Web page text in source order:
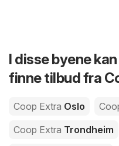
I disse byene
finne tilbud fra
Coop Extra Oslo
Coop Extra Trondheim